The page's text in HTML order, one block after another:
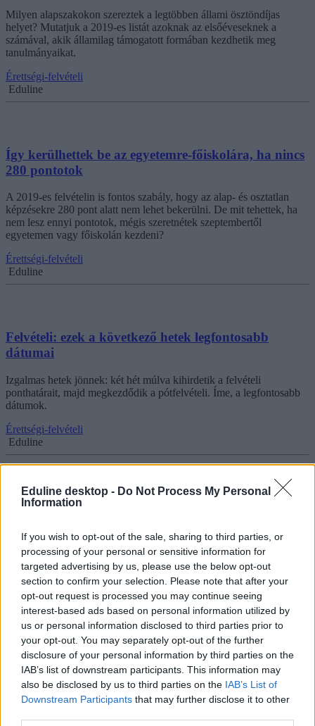
Eduline desktop - Do Not Process My Personal
Information
If you wish to opt-out of the sale, sharing to third parties, or
processing of your personal or sensitive information for
targeted advertising by us, please use the below opt-out
section to confirm your selection. Please note that after your
opt-out request is processed you may continue seeing
interest-based ads based on personal information utilized by
us or personal information disclosed to third parties prior to
your opt-out. You may separately opt-out of the further
disclosure of your personal information by third parties on the
IAB’s list of downstream participants. This information may
also be disclosed by us to third parties on the IAB’s List of
Downstream Participants that may further disclose it to other
Milyen alapszakokon szereztek a legtöbben állami ösztöndíjas
helyet? Mutatjuk a 2019-es listát azoknak az elsőéveseknek a
számával, akik államilag támogatott formában kezdhetik meg
tanulmányaikat.
Érettségi-felvételi
Eduline
Így kerülhettek be az egyetemre-főiskolára, ha nincs
280 pontotok
A 2019-es felvételin is fontos szabály, hogy az alap- és osztatlan
képzésekre 280 pont alatt nem lehet bekerülni. De mit tehettek, ha
nem lesz ennyi pontotok, mégis szeretnétek szeptembertől
egyetemen vagy főiskolán kezdeni?
Érettségi-felvételi
Eduline
Felvételi: ezek a következő hetek legfontosabb
dátumai
Izgalmas hetek jönnek: két hét múlva kihirdetik a felvételi
ponthatárait, majd megkezdődik a pótfelvételi. Íme, a legfontosabb
dátumok.
Érettségi-felvételi
Eduline
Felvételizők, figyelem! Ezeket mindenképp nézzétek
Ezeket érdemes még egyszer ellenőrizni, mielőtt végleg befejezitek a
felvételi jelentkezést, dokumentumpótlást vagy a sorrendmódosítást.
Mivel nem minden hiányzó dokumentumról kaptok hiánypótlási
felszólítást, ne hagyjátok ki az utolsó nagy ellenőrzést.
Érettségi-felvételi
Eduline
Felvételi és érettségi pontszámítás: itt egy kis
segítséget a kalkuláláshoz